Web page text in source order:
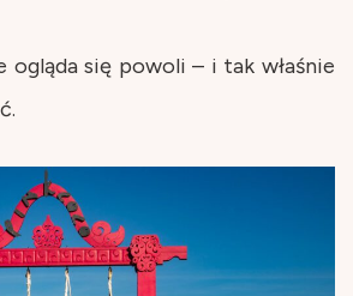
ogląda się powoli – i tak właśnie